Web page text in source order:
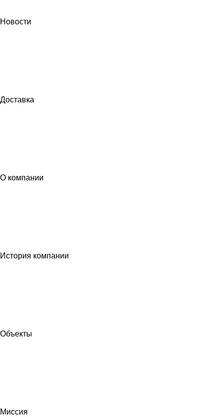
Новости
Доставка
О компании
История компании
Объекты
Миссия